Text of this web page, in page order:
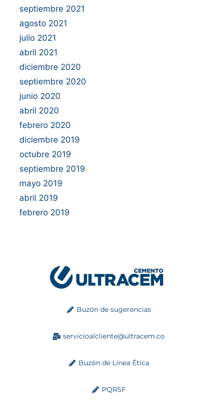
septiembre 2021
agosto 2021
julio 2021
abril 2021
diciembre 2020
septiembre 2020
junio 2020
abril 2020
febrero 2020
diciembre 2019
octubre 2019
septiembre 2019
mayo 2019
abril 2019
febrero 2019
Buzón de sugerencias
servicioalcliente@ultracem.co
Buzón de Línea Ética
PQRSF